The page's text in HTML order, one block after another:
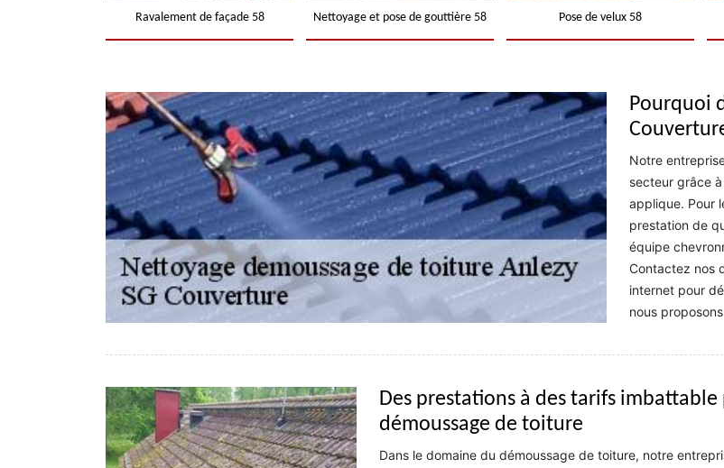
Ravalement de façade 58 Nettoyage et pose de gouttière 58 Pose de velux 58
Pourquoi
Notre
secteur grâce
applique. Pour
prestation de
équipe
Contactez nos
internet pour
nous
Des prestations à des tarifs
démoussage de toiture
Dans le domaine du démoussage de toiture, notre